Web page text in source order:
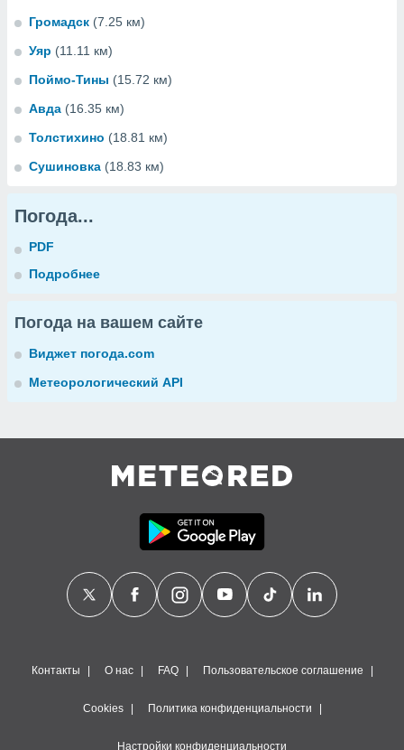
Громадск (7.25 км)
Уяр (11.11 км)
Поймо-Тины (15.72 км)
Авда (16.35 км)
Толстихино (18.81 км)
Сушиновка (18.83 км)
Погода...
PDF
Подробнее
Погода на вашем сайте
Виджет погода.com
Метеорологический API
Контакты О нас FAQ Пользовательское соглашение
Cookies Политика конфиденциальности
Настройки конфиденциальности